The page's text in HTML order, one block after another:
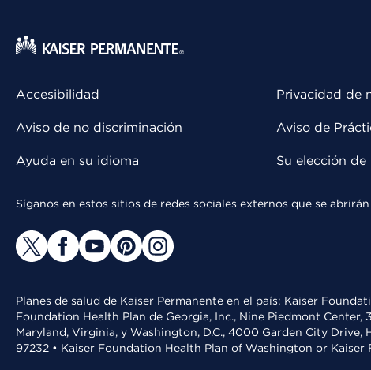
Accesibilidad
Aviso de no discriminación
Ayuda en su idioma
Privacidad de
Aviso de
Su elección
Síganos en estos sitios de redes sociales externos que se
Planes de salud de Kaiser Permanente en el país: Kaiser
Foundation Health Plan de Georgia, Inc., Nine Piedmont
Maryland, Virginia, y Washington, D.C., 4000 Garden City
97232 • Kaiser Foundation Health Plan of Washington or